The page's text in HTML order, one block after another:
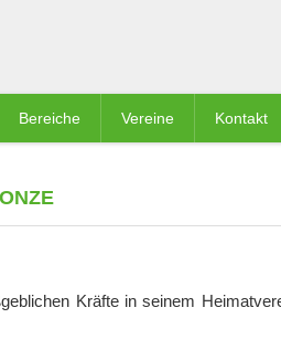
Bereiche Vereine Kontakt
Kräfte in seinem